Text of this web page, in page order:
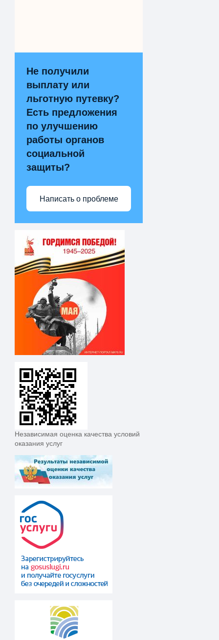
Не получили
выплату или
льготную путевку?
Есть предложения
по улучшению
работы органов
социальной
защиты?
Написать о проблеме
Независимая оценка качества условий
оказания услуг